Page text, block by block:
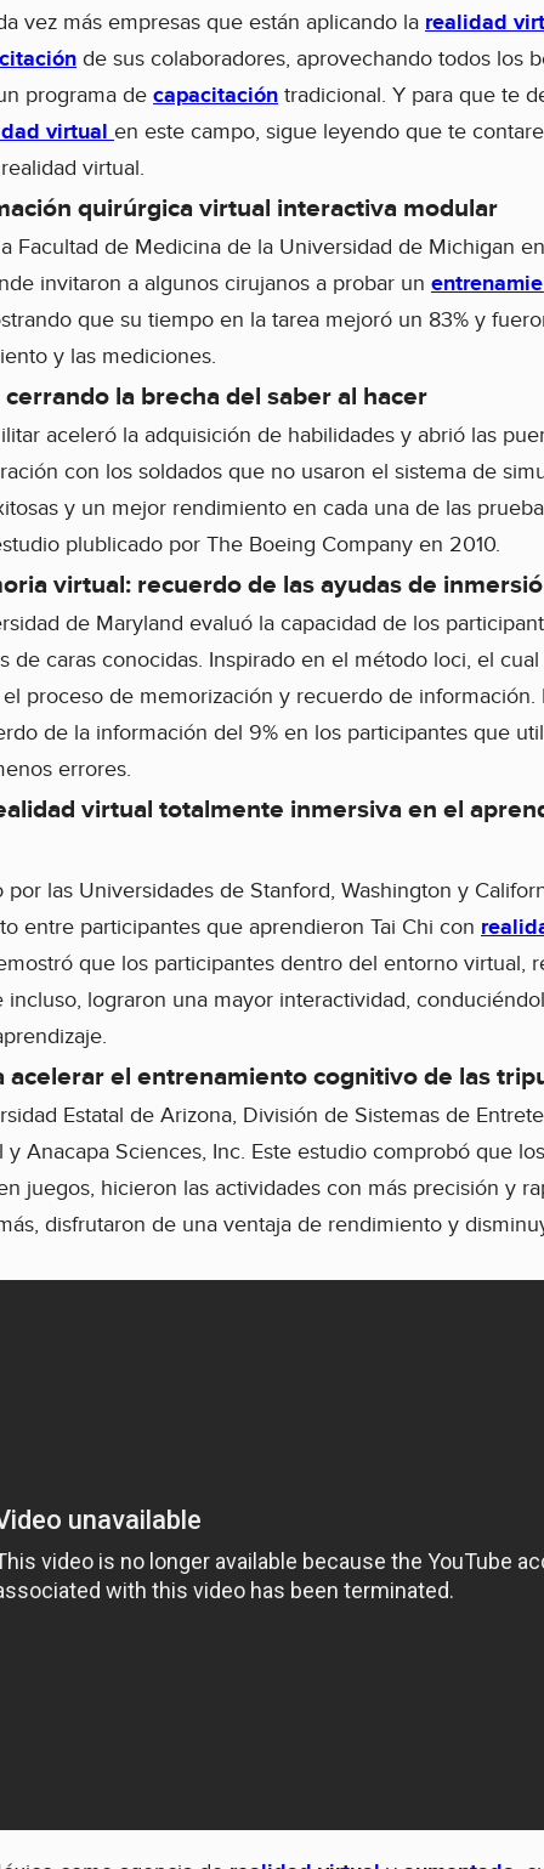
vez más empresas que están aplicando la realidad
de sus colaboradores, aprovechando todos los
programa de capacitación tradicional. Y para que te
virtual en este campo, sigue leyendo que te
virtual.
quirúrgica virtual interactiva modular
Facultad de Medicina de la Universidad de Michigan
invitaron a algunos cirujanos a probar un
que su tiempo en la tarea mejoró un 83% y
y las mediciones.
la brecha del saber al hacer
aceleró la adquisición de habilidades y abrió las
con los soldados que no usaron el sistema de
y un mejor rendimiento en cada una de las
plublicado por The Boeing Company en 2010.
virtual: recuerdo de las ayudas de
de Maryland evaluó la capacidad de los
de caras conocidas. Inspirado en el método loci, el
proceso de memorización y recuerdo de
de la información del 9% en los participantes que
errores.
virtual totalmente inmersiva en el
por las Universidades de Stanford, Washington y
entre participantes que aprendieron Tai Chi con
que los participantes dentro del entorno virtual,
lograron una mayor interactividad,
acelerar el entrenamiento cognitivo de las
Estatal de Arizona, División de Sistemas de
Anacapa Sciences, Inc. Este estudio comprobó que
juegos, hicieron las actividades con más precisión y
disfrutaron de una ventaja de rendimiento y